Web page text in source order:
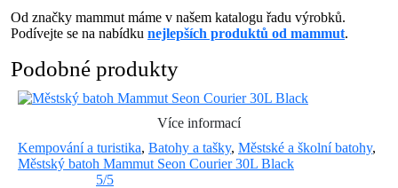
Od značky mammut máme v našem katalogu řadu výrobků.
Podívejte se na nabídku nejlepších produktů od mammut.
Podobné produkty
Více informací
Kempování a turistika, Batohy a tašky, Městské a školní batohy,
Městský batoh Mammut Seon Courier 30L Black
5/5